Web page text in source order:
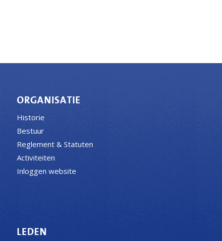
ORGANISATIE
Historie
Bestuur
Reglement & Statuten
Activiteiten
Inloggen website
LEDEN